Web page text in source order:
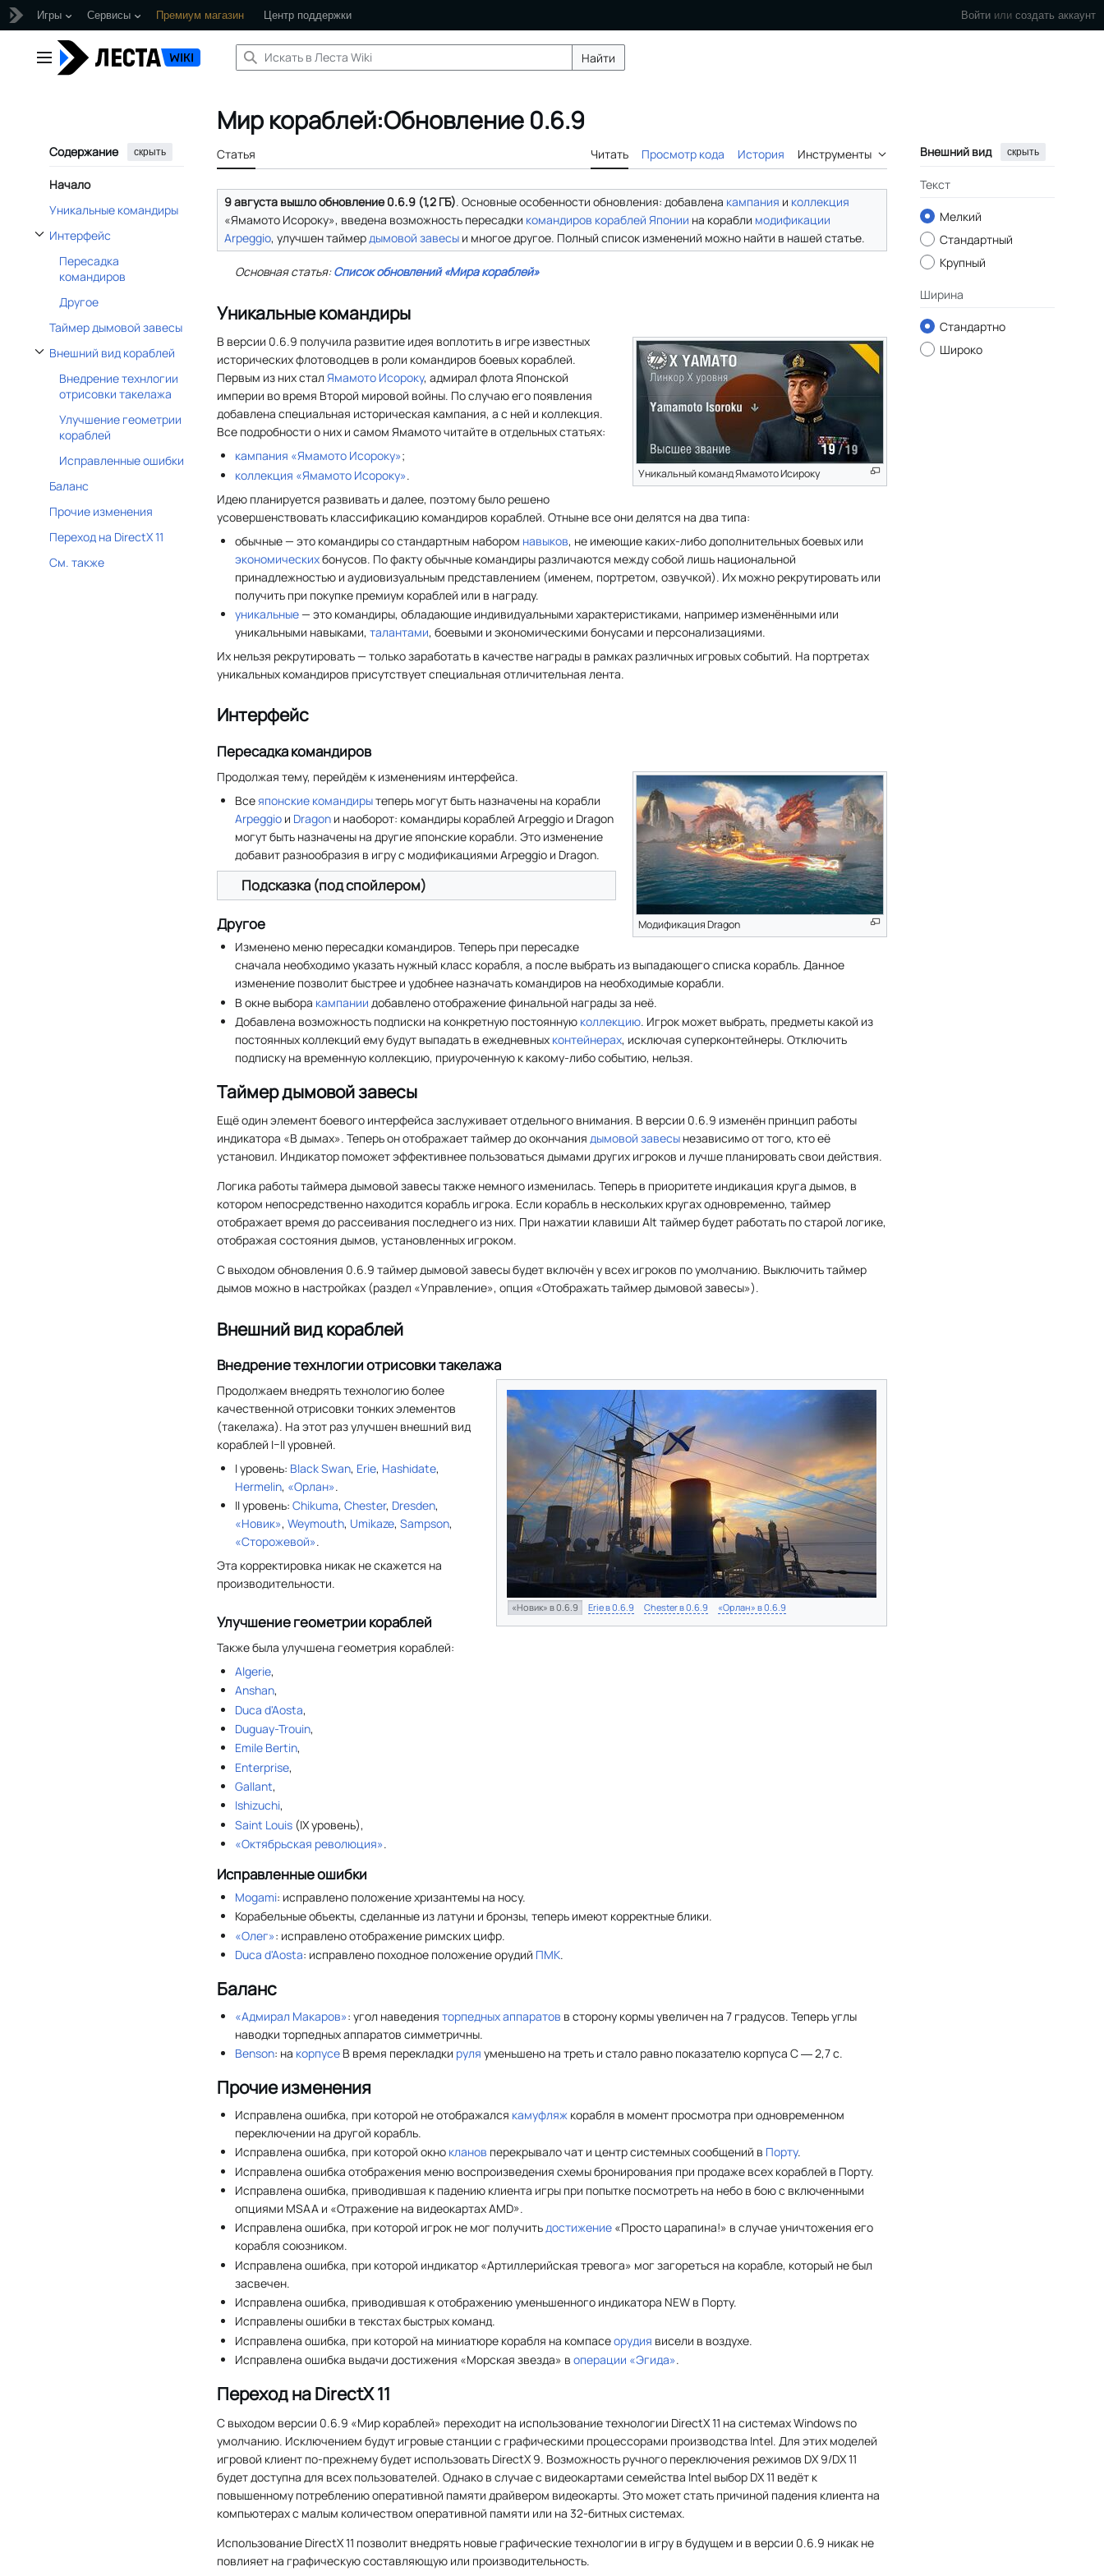
Войти или создать аккаунт
Игры Сервисы Премиум магазин Центр поддержки
содержанию
Главное меню Найти
Содержание скрыть
Начало
Уникальные командиры
Интерфейс
Отобразить/Скрыть подраздел Интерфейс
Пересадка
командиров
Другое
Таймер дымовой завесы
Внешний вид кораблей
Отобразить/Скрыть подраздел Внешний вид кораблей
Внедрение технлогии
отрисовки такелажа
Улучшение геометрии
кораблей
Исправленные ошибки
Баланс
Прочие изменения
Переход на DirectX 11
См. также
Мир кораблей:Обновление 0.6.9
Статья Читать Просмотр кода История Инструменты Внешний вид скрыть
Текст
Мелкий
Стандартный
Крупный
Ширина
Стандартно
Широко
9 августа вышло обновление 0.6.9 (1,2 ГБ). Основные особенности обновления: добавлена кампания и коллекция
«Ямамото Исороку», введена возможность пересадки командиров кораблей Японии на корабли модификации
Arpeggio, улучшен таймердымовой завесы и многое другое. Полный список изменений можно найти в нашей статье.
Основная статья:Список обновлений «Мира кораблей»
Уникальные командиры
Уникальный команд Ямамото Исироку
В версии 0.6.9 получила развитие идея воплотить в игре известных
исторических флотоводцев в роли командиров боевых кораблей.
Первым из них стал Ямамото Исороку, адмирал флота Японской
империи во время Второй мировой войны. По случаю его появления
добавлена специальная историческая кампания, а с ней и коллекция.
Все подробности о них и самом Ямамото читайте в отдельных статьях:
кампания «Ямамото Исороку»;
коллекция «Ямамото Исороку».
Идею планируется развивать и далее, поэтому было решено
усовершенствовать классификацию командиров кораблей. Отныне все они делятся на два типа:
обычные — это командиры со стандартным набором навыков, не имеющие каких-либо дополнительных боевых или
экономическихбонусов. По факту обычные командиры различаются между собой лишь национальной
принадлежностью и аудиовизуальным представлением (именем, портретом, озвучкой). Их можно рекрутировать или
получить при покупке премиум кораблей или в награду.
уникальные— это командиры, обладающие индивидуальными характеристиками, например изменёнными или
уникальными навыками,талантами, боевыми и экономическими бонусами и персонализациями.
Их нельзя рекрутировать — только заработать в качестве награды в рамках различных игровых событий. На портретах
уникальных командиров присутствует специальная отличительная лента.
Интерфейс
Пересадка командиров
Модификация Dragon
Продолжая тему, перейдём к изменениям интерфейса.
Всеяпонские командирытеперь могут быть назначены на корабли
Arpeggio и Dragon и наоборот: командиры кораблей Arpeggio и Dragon
могут быть назначены на другие японские корабли. Это изменение
добавит разнообразия в игру с модификациями Arpeggio и Dragon.
Подсказка (под спойлером)
Другое
Изменено меню пересадки командиров. Теперь при пересадке
сначала необходимо указать нужный класс корабля, а после выбрать из выпадающего списка корабль. Данное
изменение позволит быстрее и удобнее назначать командиров на необходимые корабли.
В окне выбора кампании добавлено отображение финальной награды за неё.
Добавлена возможность подписки на конкретную постоянную коллекцию. Игрок может выбрать, предметы какой из
постоянных коллекций ему будут выпадать в ежедневных контейнерах, исключая суперконтейнеры. Отключить
подписку на временную коллекцию, приуроченную к какому-либо событию, нельзя.
Таймер дымовой завесы
Ещё один элемент боевого интерфейса заслуживает отдельного внимания. В версии 0.6.9 изменён принцип работы
индикатора «В дымах». Теперь он отображает таймер до окончания дымовой завесы независимо от того, кто её
установил. Индикатор поможет эффективнее пользоваться дымами других игроков и лучше планировать свои действия.
Логика работы таймера дымовой завесы также немного изменилась. Теперь в приоритете индикация круга дымов, в
котором непосредственно находится корабль игрока. Если корабль в нескольких кругах одновременно, таймер
отображает время до рассеивания последнего из них. При нажатии клавиши Alt таймер будет работать по старой логике,
отображая состояния дымов, установленных игроком.
С выходом обновления 0.6.9 таймер дымовой завесы будет включён у всех игроков по умолчанию. Выключить таймер
дымов можно в настройках (раздел «Управление», опция «Отображать таймер дымовой завесы»).
Внешний вид кораблей
Внедрение технлогии отрисовки такелажа
«Новик» в 0.6.9 Erie в 0.6.9 Chester в 0.6.9 «Орлан» в 0.6.9
Продолжаем внедрять технологию более
качественной отрисовки тонких элементов
(такелажа). На этот раз улучшен внешний вид
кораблей I–II уровней.
I уровень: Black Swan, Erie, Hashidate,
Hermelin, «Орлан».
II уровень:Chikuma,Chester, Dresden,
«Новик»,Weymouth, Umikaze,Sampson,
«Сторожевой».
Эта корректировка никак не скажется на
производительности.
Улучшение геометрии кораблей
Также была улучшена геометрия кораблей:
Algerie,
Anshan,
Duca d'Aosta,
Duguay-Trouin,
Emile Bertin,
Enterprise,
Gallant,
Ishizuchi,
Saint Louis (IX уровень),
«Октябрьская революция».
Исправленные ошибки
Mogami: исправлено положение хризантемы на носу.
Корабельные объекты, сделанные из латуни и бронзы, теперь имеют корректные блики.
«Олег»: исправлено отображение римских цифр.
Duca d'Aosta: исправлено походное положение орудий ПМК.
Баланс
«Адмирал Макаров»: угол наведенияторпедных аппаратов в сторону кормы увеличен на 7 градусов. Теперь углы
наводки торпедных аппаратов симметричны.
Benson: на корпусе B время перекладки руля уменьшено на треть и стало равно показателю корпуса С ― 2,7 с.
Прочие изменения
Исправлена ошибка, при которой не отображался камуфляж корабля в момент просмотра при одновременном
переключении на другой корабль.
Исправлена ошибка, при которой окно кланов перекрывало чат и центр системных сообщений в Порту.
Исправлена ошибка отображения меню воспроизведения схемы бронирования при продаже всех кораблей в Порту.
Исправлена ошибка, приводившая к падению клиента игры при попытке посмотреть на небо в бою с включенными
опциями MSAA и «Отражение на видеокартах AMD».
Исправлена ошибка, при которой игрок не мог получитьдостижение «Просто царапина!» в случае уничтожения его
корабля союзником.
Исправлена ошибка, при которой индикатор «Артиллерийская тревога» мог загореться на корабле, который не был
засвечен.
Исправлена ошибка, приводившая к отображению уменьшенного индикатора NEW в Порту.
Исправлены ошибки в текстах быстрых команд.
Исправлена ошибка, при которой на миниатюре корабля на компасеорудия висели в воздухе.
Исправлена ошибка выдачи достижения «Морская звезда» воперации «Эгида».
Переход на DirectX 11
С выходом версии 0.6.9 «Мир кораблей» переходит на использование технологии DirectX 11 на системах Windows по
умолчанию. Исключением будут игровые станции с графическими процессорами производства Intel. Для этих моделей
игровой клиент по-прежнему будет использовать DirectX 9. Возможность ручного переключения режимов DX 9/DX 11
будет доступна для всех пользователей. Однако в случае с видеокартами семейства Intel выбор DX 11 ведёт к
повышенному потреблению оперативной памяти драйвером видеокарты. Это может стать причиной падения клиента на
компьютерах с малым количеством оперативной памяти или на 32-битных системах.
Использование DirectX 11 позволит внедрять новые графические технологии в игру в будущем и в версии 0.6.9 никак не
повлияет на графическую составляющую или производительность.